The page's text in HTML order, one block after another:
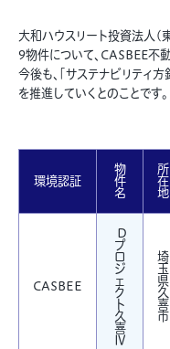
大和ハウスリート投資法人(
9物件について、CASBEE不
今後も、「サステナビリティ
を推進していくとのことです。
環境認証
物
件
名
所
在
地
CASBEE
D
プ
ロ
ジ
ェ
ク
ト
久
喜
Ⅳ
埼
玉
県
久
喜
市